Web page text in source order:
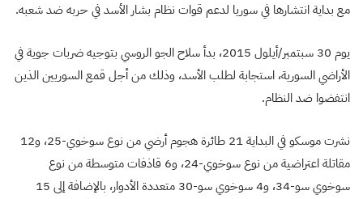
مع بداية انتشارها في سوريا لدعم قوات نظام بشار الأسد في حربه ضد شعبه.
يوم 30 سبتمبر/أيلول 2015، بدأ سلاح الجو الروسي بتوجيه ضربات جوية في
الأراضي السورية، استجابة لطلب الأسد، وذلك من أجل قمع السوريين الذين
انتفضوا ضد النظام.
نشرت موسكو في البداية 21 طائرة هجوم أرضي من نوع سوخوي-25، و12
مقاتلة اعتراضية من نوع سوخوي-24، و6 قاذفات متوسطة من نوع
سوخوي سو-34، و4 سوخوي سو-30 متعددة الأدوار، بالإضافة إلى 15